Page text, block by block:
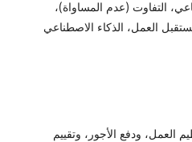
التفاوت (عدم المساواة)،
العمل، الذكاء الاصطناعي
العمل، ودفع الأجور، وتقييم